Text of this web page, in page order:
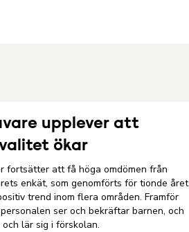
upplever att
ökar
fortsätter att få höga omdömen från
enkät, som genomförts för tionde året
trend inom flera områden. Framför
ser och bekräftar barnen, och
lär sig i förskolan.